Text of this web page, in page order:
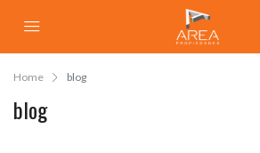
Home blog
blog